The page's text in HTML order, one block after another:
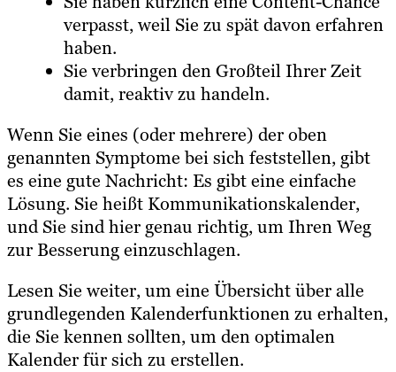
verpasst, weil Sie zu spät davon erfahren
haben.
Sie verbringen den Großteil Ihrer Zeit
damit, reaktiv zu handeln.
Wenn Sie eines (oder mehrere) der oben
genannten Symptome bei sich feststellen, gibt
es eine gute Nachricht: Es gibt eine einfache
Lösung. Sie heißt Kommunikationskalender,
und Sie sind hier genau richtig, um Ihren Weg
zur Besserung einzuschlagen.
Lesen Sie weiter, um eine Übersicht über alle
grundlegenden Kalenderfunktionen zu erhalten,
die Sie kennen sollten, um den optimalen
Kalender für sich zu erstellen.